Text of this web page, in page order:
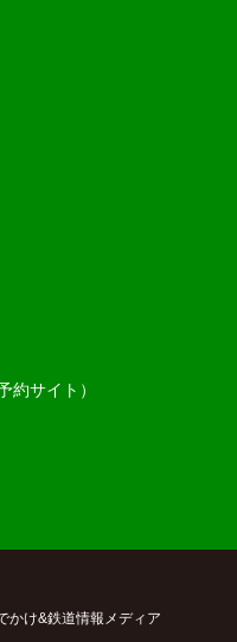
約サイト）
かけ&鉄道情報メディア